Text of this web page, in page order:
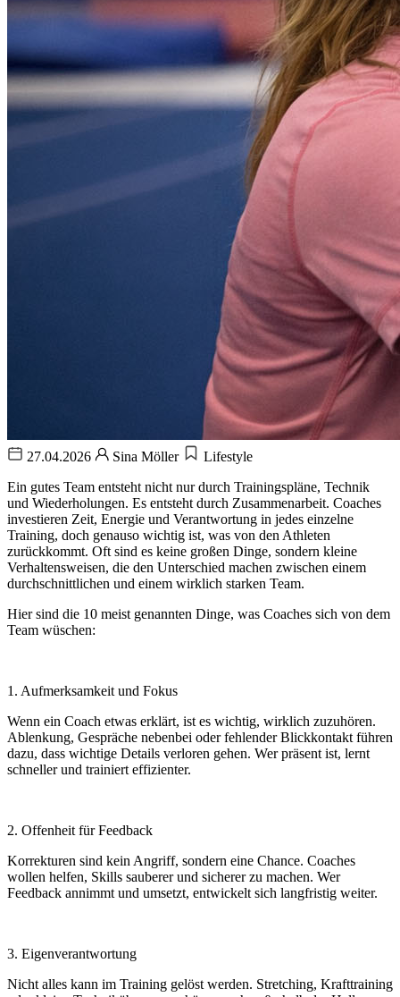
27.04.2026 Sina Möller
Lifestyle
Ein gutes Team entsteht nicht nur durch Trainingspläne, Technik
und Wiederholungen. Es entsteht durch Zusammenarbeit. Coaches
investieren Zeit, Energie und Verantwortung in jedes einzelne
Training, doch genauso wichtig ist, was von den Athleten
zurückkommt. Oft sind es keine großen Dinge, sondern kleine
Verhaltensweisen, die den Unterschied machen zwischen einem
durchschnittlichen und einem wirklich starken Team.
Hier sind die 10 meist genannten Dinge, was Coaches sich von dem
Team wüschen:
1. Aufmerksamkeit und Fokus
Wenn ein Coach etwas erklärt, ist es wichtig, wirklich zuzuhören.
Ablenkung, Gespräche nebenbei oder fehlender Blickkontakt führen
dazu, dass wichtige Details verloren gehen. Wer präsent ist, lernt
schneller und trainiert effizienter.
2. Offenheit für Feedback
Korrekturen sind kein Angriff, sondern eine Chance. Coaches
wollen helfen, Skills sauberer und sicherer zu machen. Wer
Feedback annimmt und umsetzt, entwickelt sich langfristig weiter.
3. Eigenverantwortung
Nicht alles kann im Training gelöst werden. Stretching, Krafttraining